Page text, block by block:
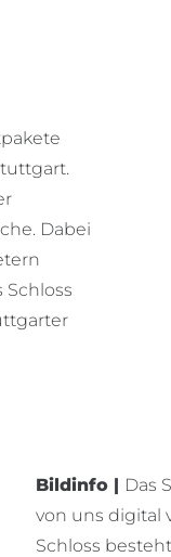
Dabei
Bildinfo | Das
von uns digital
Schloss